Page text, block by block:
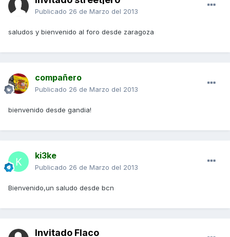
Publicado 26 de Marzo del 2013
saludos y bienvenido al foro desde zaragoza
compañero
Publicado 26 de Marzo del 2013
bienvenido desde gandia!
ki3ke
Publicado 26 de Marzo del 2013
Bienvenido,un saludo desde bcn
Invitado Flaco